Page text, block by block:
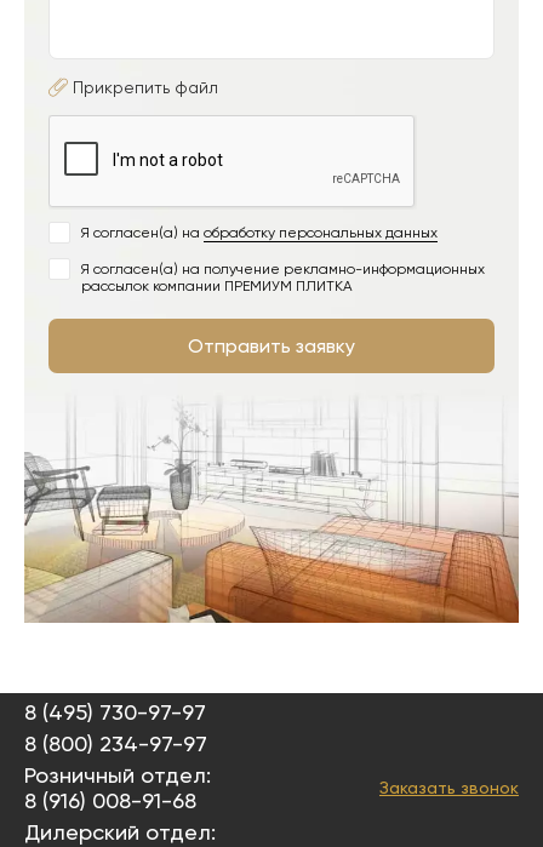
Прикрепить файл
Я согласен(а) на обработку персональных данных
Я согласен(а) на получение рекламно-информационных
рассылок компании ПРЕМИУМ ПЛИТКА
Отправить заявку
8 (495) 730-97-97
8 (800) 234-97-97
Розничный отдел:
8 (916) 008-91-68
Дилерский отдел:
Заказать звонок